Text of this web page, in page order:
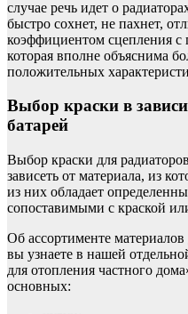
случае речь идет о
быстро сохнет, не пахнет,
коэффициентом сцепления
которая вполне объяснима
положительных
Выбор краски в
батарей
Выбор краски для
зависеть от материала, из
из них обладает
сопоставимыми с краской
Об ассортименте материалов
вы узнаете в нашей
для отопления частного
основных: